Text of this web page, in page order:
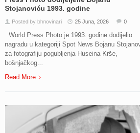
Stojanoviću 1993. godine
Posted by bhnovinari 25 Juna, 2026 0
World Press Photo je 1993. godine dodijelio
nagradu u kategoriji Spot News Bojanu
za fotografiju pogubljenja Huseina Krše,
bošnjačkog...
Read More